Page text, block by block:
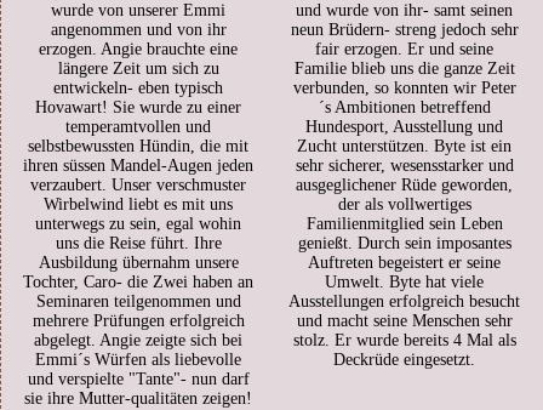
wurde von unserer Emmi
angenommen und von ihr
erzogen. Angie brauchte eine
längere Zeit um sich zu
entwickeln- eben typisch
Hovawart! Sie wurde zu einer
temperamtvollen und
selbstbewussten Hündin, die mit
ihren süssen Mandel-Augen jeden
verzaubert. Unser verschmuster
Wirbelwind liebt es mit uns
unterwegs zu sein, egal wohin
uns die Reise führt. Ihre
Ausbildung übernahm unsere
Tochter, Caro- die Zwei haben an
Seminaren teilgenommen und
mehrere Prüfungen erfolgreich
abgelegt. Angie zeigte sich bei
Emmi´s Würfen als liebevolle
und verspielte "Tante"- nun darf
sie ihre Mutter-qualitäten zeigen!
und wurde von ihr- samt seinen
neun Brüdern- streng jedoch sehr
fair erzogen. Er und seine
Familie blieb uns die ganze Zeit
verbunden, so konnten wir Peter
´s Ambitionen betreffend
Hundesport, Ausstellung und
Zucht unterstützen. Byte ist ein
sehr sicherer, wesensstarker und
ausgeglichener Rüde geworden,
der als vollwertiges
Familienmitglied sein Leben
genießt. Durch sein imposantes
Auftreten begeistert er seine
Umwelt. Byte hat viele
Ausstellungen erfolgreich besucht
und macht seine Menschen sehr
stolz. Er wurde bereits 4 Mal als
Deckrüde eingesetzt.